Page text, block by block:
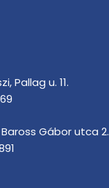
Pallag u. 11.
Gábor utca 2.